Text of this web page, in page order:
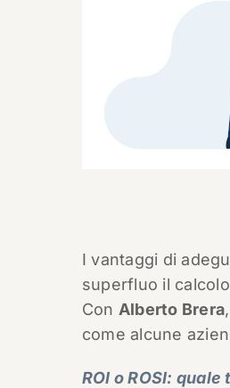
I vantaggi di
superfluo il
Con Alberto Brera
come alcune
ROI o ROSI: